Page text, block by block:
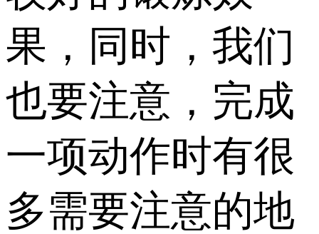
果，同时，我们
也要注意，完成
一项动作时有很
多需要注意的地